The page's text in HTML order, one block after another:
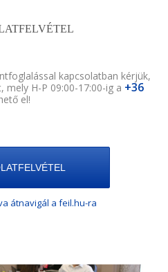
kapcsolatban kérjük,
mely H-P 09:00-17:00-ig a +36
el!
átnavigál a feil.hu-ra